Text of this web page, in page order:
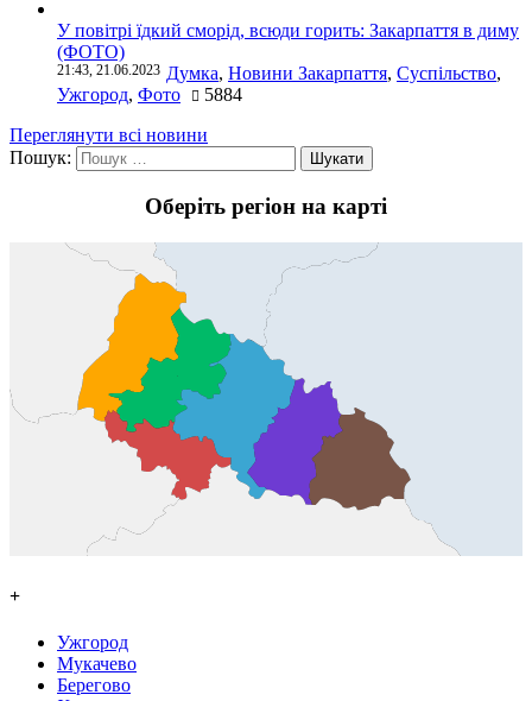
У повітрі їдкий сморід, всюди горить: Закарпаття в диму
(ФОТО)
21:43, 21.06.2023 Думка, Новини Закарпаття, Суспільство,
Ужгород, Фото
5884
Переглянути всі новини
Пошук:
Оберіть регіон на карті
+
Ужгород
Мукачево
Берегово